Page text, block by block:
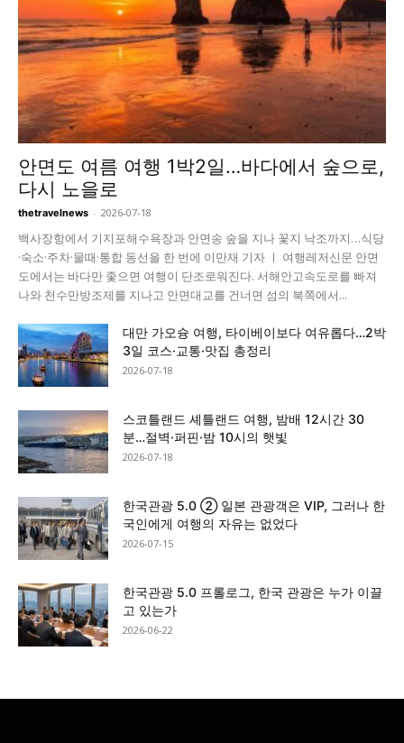
안면도 여름 여행 1박2일…바다에서 숲으로,
다시 노을로
thetravelnews - 2026-07-18
백사장항에서 기지포해수욕장과 안면송 숲을 지나 꽃지 낙조까지…식당
·숙소·주차·물때·통합 동선을 한 번에 이만재 기자 ㅣ 여행레저신문 안면
도에서는 바다만 좇으면 여행이 단조로워진다. 서해안고속도로를 빠져
나와 천수만방조제를 지나고 안면대교를 건너면 섬의 북쪽에서...
대만 가오슝 여행, 타이베이보다 여유롭다…2박
3일 코스·교통·맛집 총정리
2026-07-18
스코틀랜드 셰틀랜드 여행, 밤배 12시간 30
분…절벽·퍼핀·밤 10시의 햇빛
2026-07-18
한국관광 5.0 ② 일본 관광객은 VIP, 그러나 한
국인에게 여행의 자유는 없었다
2026-07-15
한국관광 5.0 프롤로그, 한국 관광은 누가 이끌
고 있는가
2026-06-22